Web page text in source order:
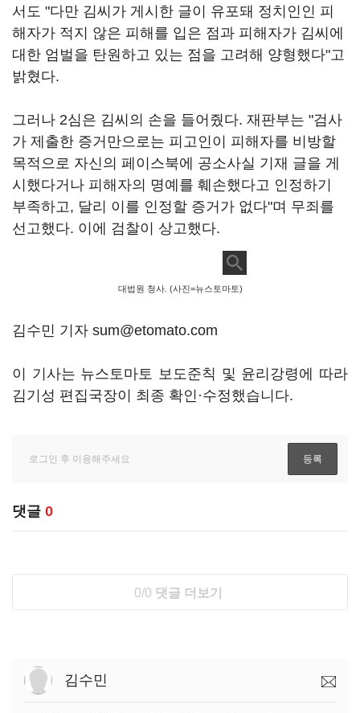
서도 "다만 김씨가 게시한 글이 유포돼 정치인인 피
해자가 적지 않은 피해를 입은 점과 피해자가 김씨에
대한 엄벌을 탄원하고 있는 점을 고려해 양형했다"고
밝혔다.
그러나 2심은 김씨의 손을 들어줬다. 재판부는 "검사
가 제출한 증거만으로는 피고인이 피해자를 비방할
목적으로 자신의 페이스북에 공소사실 기재 글을 게
시했다거나 피해자의 명예를 훼손했다고 인정하기
부족하고, 달리 이를 인정할 증거가 없다"며 무죄를
선고했다. 이에 검찰이 상고했다.
대법원 청사. (사진=뉴스토마토)
김수민 기자 sum@etomato.com
이 기사는 뉴스토마토 보도준칙 및 윤리강령에 따라
김기성 편집국장이 최종 확인·수정했습니다.
댓글 0
0/0 댓글 더보기
김수민